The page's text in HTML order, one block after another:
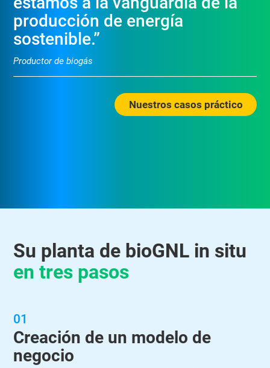
producción de energía
sostenible.”
Productor de biogás
Nuestros casos práctico
Su planta de bioGNL in situ
en tres pasos
01
Creación de un modelo de
negocio